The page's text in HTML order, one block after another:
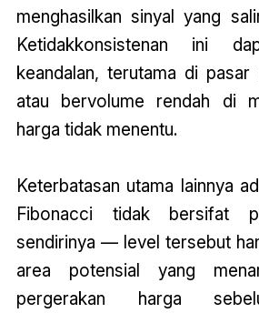
menghasilkan sinyal yang
Ketidakkonsistenan ini
keandalan, terutama di
atau bervolume rendah di
harga tidak menentu.
Keterbatasan utama lainnya
Fibonacci tidak bersifat
sendirinya — level tersebut
area potensial yang
pergerakan harga